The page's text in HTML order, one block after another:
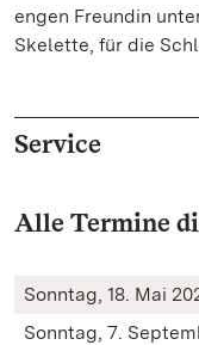
engen Freundin
Skelette, für die
Service
Alle Termine
Sonntag, 18. Mai
Sonntag, 7.